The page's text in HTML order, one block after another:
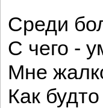
Среди
С чего -
Мне
Как